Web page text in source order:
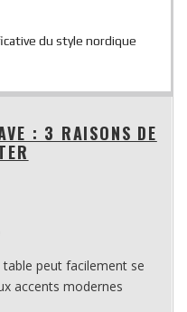
du style nordique
: 3 RAISONS DE
table peut facilement se
accents modernes